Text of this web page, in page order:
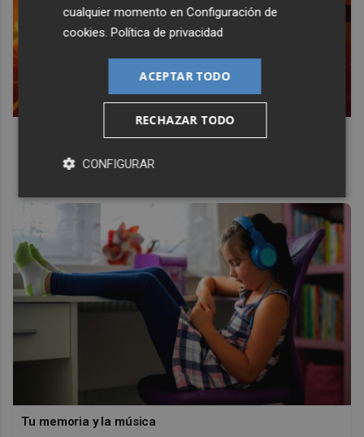
Un verdadero MMORPG de la vieja escuela ¡Cómo los de
Tu memoria y la música
cualquier momento enConfiguración de
cookies .Política de privacidad
ACEPTAR TODO
RECHAZAR TODO
CONFIGURAR